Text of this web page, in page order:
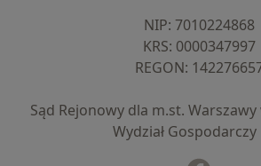
NIP: ⁠7010224868
KRS: ⁠0000347997
REGON:
Sąd Rejonowy dla m.st.
Wydział Gospodarczy